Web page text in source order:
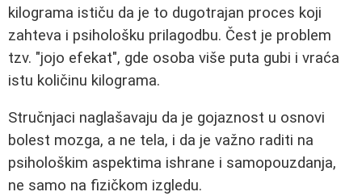
kilograma ističu da je to dugotrajan proces koji
zahteva i psihološku prilagodbu. Čest je problem
tzv. "jojo efekat", gde osoba više puta gubi i vraća
istu količinu kilograma.
Stručnjaci naglašavaju da je gojaznost u osnovi
bolest mozga, a ne tela, i da je važno raditi na
psihološkim aspektima ishrane i samopouzdanja,
ne samo na fizičkom izgledu.